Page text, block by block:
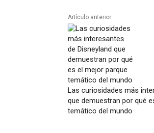
Artículo anterior
Las curiosidades más
que demuestran por qué
temático del mundo